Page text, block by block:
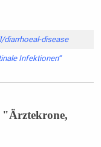
disease
Infektionen“
"Ärztekrone,